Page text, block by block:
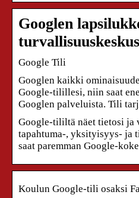
Googlen
turvallisuuskeskus
Google Tili
Googlen kaikki
Google-tilillesi, niin saat
Googlen palveluista. Tili
Google-tililtä näet tietosi ja
tapahtuma-, yksityisyys- ja
saat paremman Google-
Koulun Google-tili osaksi